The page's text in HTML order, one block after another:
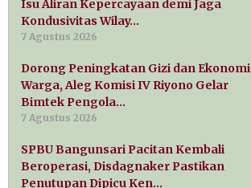
Isu Aliran Kepercayaan demi Jaga
Kondusivitas Wilay…
7 Agustus 2026
Dorong Peningkatan Gizi dan Ekonomi
Warga, Aleg Komisi IV Riyono Gelar
Bimtek Pengola…
7 Agustus 2026
SPBU Bangunsari Pacitan Kembali
Beroperasi, Disdagnaker Pastikan
Penutupan Dipicu Ken…